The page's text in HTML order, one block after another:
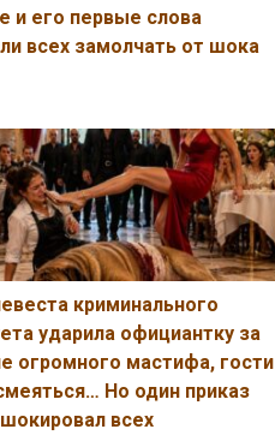
и его первые слова
всех замолчать от шока
криминального
ударила официантку за
огромного мастифа, гости
Но один приказ
всех